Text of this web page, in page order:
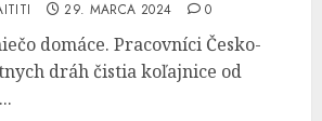
29. MARCA 2024 0
domáce. Pracovníci Česko-
dráh čistia koľajnice od